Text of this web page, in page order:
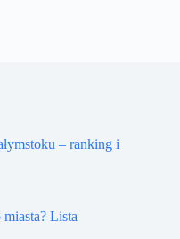
– ranking i
Lista